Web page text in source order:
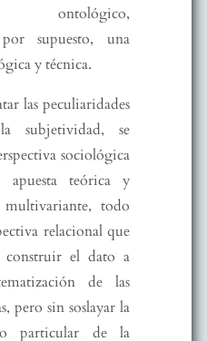
ontológico,
supuesto, una
y técnica.
las peculiaridades
subjetividad, se
sociológica
apuesta teórica y
multivariante, todo
relacional que
el dato a
de las
pero sin soslayar la
particular de la